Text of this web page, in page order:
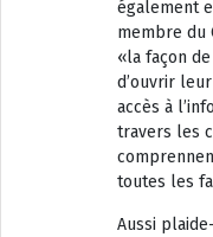
également
membre du
«la façon de
d’ouvrir
accès à
travers les
toutes les
Aussi